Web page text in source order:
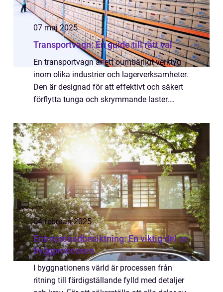
07 maj 2025
Transportvagn: En guide till rätt val
En transportvagn är ett oumbärligt verktyg
inom olika industrier och lagerverksamheter.
Den är designad för att effektivt och säkert
förflytta tunga och skrymmande laster.
...
04 februari 2025
Entreprenadbesiktning: En viktig del av
byggprocessen
I byggnationens värld är processen från
ritning till färdigställande fylld med detaljer